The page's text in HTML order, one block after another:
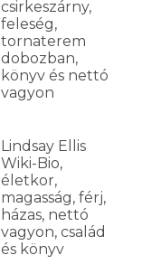
csirkeszárny,
feleség,
tornaterem
dobozban,
könyv és nettó
vagyon
Lindsay Ellis
Wiki-Bio,
életkor,
magasság, férj,
házas, nettó
vagyon, család
és könyv